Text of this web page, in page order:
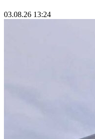
03.08.26 13:24